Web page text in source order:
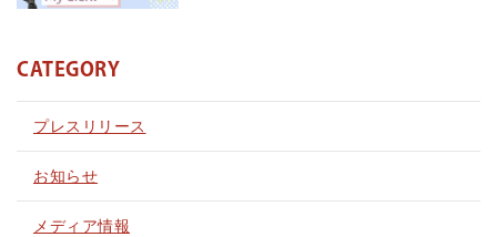
CATEGORY
プレスリリース
お知らせ
メディア情報